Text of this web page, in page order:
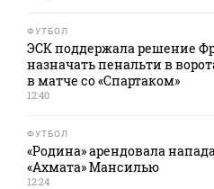
ФУТБОЛ
ЭСК поддержала решение
назначать пенальти в
в матче со «Спартаком»
12:40
ФУТБОЛ
«Родина» арендовала
«Ахмата» Мансилью
12:24